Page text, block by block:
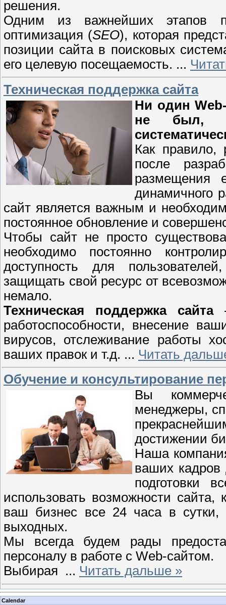
решения.
Одним из важнейших этапов
оптимизация (SEO), которая
позиции сайта в поисковых
его целевую посещаемость. ...
Техническая поддержка сайта
Ни один
не был,
Как правило,
после
размещения
динамичного
сайт является важным и
постоянное обновление и
Чтобы сайт не просто
необходимо постоянно
доступность для
защищать свой ресурс от
немало.
Техническая поддержка сайта-
работоспособности, внесение
вирусов, отслеживание работы
ваших правок и т.д. ... Читать
Обучение и консультирование
Вы
менеджеры,
достижении
Наша
ваших
подготовки
использовать возможности
ваш бизнес все 24 часа в сутки,
выходных.
Мы всегда будем рады
персоналу в работе с Web-сайтом.
Выбирая
... Читать дальше »
Calendar